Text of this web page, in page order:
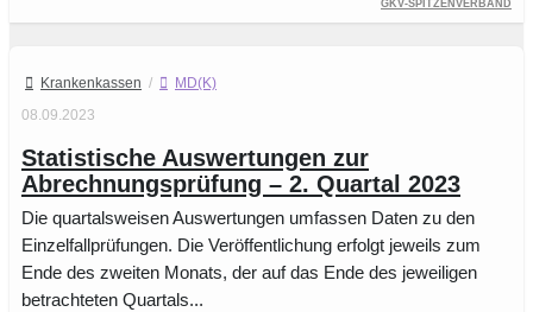
Krankenkassen /
MD(K)
08.09.2023
Statistische Auswertungen zur
Abrechnungsprüfung – 2. Quartal 2023
Die quartalsweisen Auswertungen umfassen Daten zu den
Einzelfallprüfungen. Die Veröffentlichung erfolgt jeweils zum
Ende des zweiten Monats, der auf das Ende des jeweiligen
betrachteten Quartals...